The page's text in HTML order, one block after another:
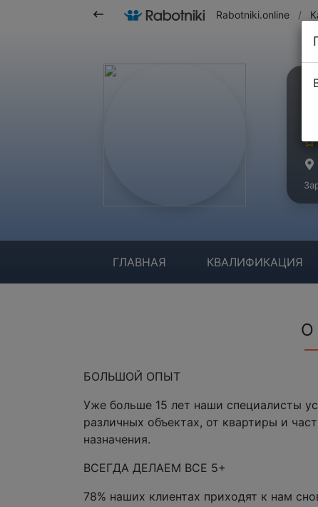
Rabotniki.online /
ГЛАВНАЯ КВАЛИФИКАЦИЯ
О
БОЛЬШОЙ ОПЫТ
Уже больше 15 лет наши специалисты
различных объектах, от квартиры и
назначения.
ВСЕГДА ДЕЛАЕМ ВСЕ 5+
78% наших клиентах приходят к нам